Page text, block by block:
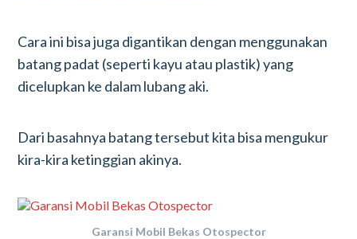
Cara ini bisa juga digantikan dengan menggunakan
batang padat (seperti kayu atau plastik) yang
dicelupkan ke dalam lubang aki.
Dari basahnya batang tersebut kita bisa mengukur
kira-kira ketinggian akinya.
Garansi Mobil Bekas Otospector